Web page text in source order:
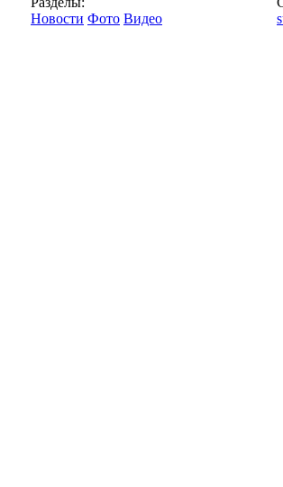
Новости Фото Видео